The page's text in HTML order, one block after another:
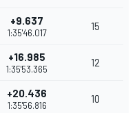
+9.637
1:35'46.017
15
+16.985
1:35'53.365
12
+20.436
1:35'56.816
10